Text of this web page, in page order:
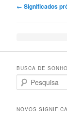
Post navigation
← Significados
BUSCA DE
Search
NOVOS